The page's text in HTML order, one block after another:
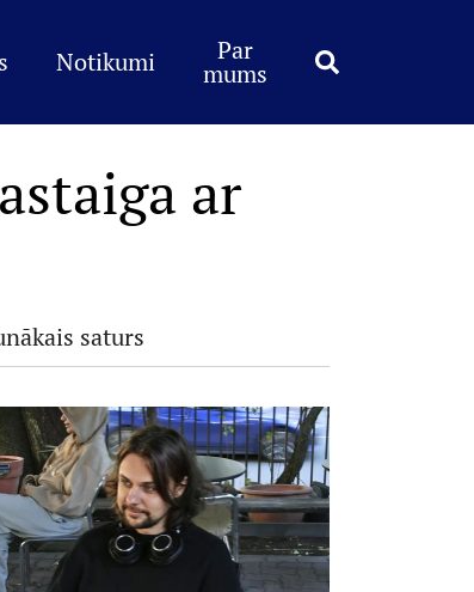
Notikumi Par
mums
ar
saturs